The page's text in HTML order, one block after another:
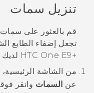
VIVERSE
البرامج + التطبيقات
الدعم
أجهزة HTC والملحقات
تنزيل سمات
قم بالعثور على سمات
تجعل إضفاء الطابع
‍+HTC One E9
لديك
من الشاشة
الرئيسية
عن السمات وانقر